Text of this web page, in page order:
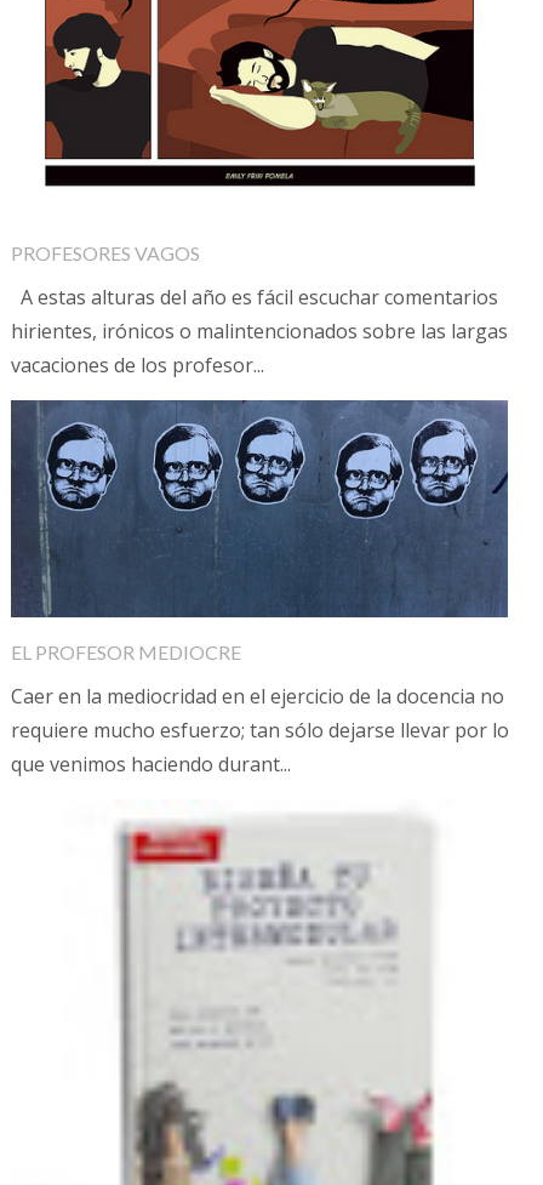
PROFESORES VAGOS
A estas alturas del año es fácil escuchar comentarios
hirientes, irónicos o malintencionados sobre las largas
vacaciones de los profesor...
EL PROFESOR MEDIOCRE
Caer en la mediocridad en el ejercicio de la docencia no
requiere mucho esfuerzo; tan sólo dejarse llevar por lo
que venimos haciendo durant...